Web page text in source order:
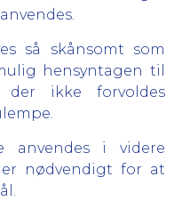
så skånsomt som
hensyntagen til
der ikke forvoldes
anvendes i videre
nødvendigt for at